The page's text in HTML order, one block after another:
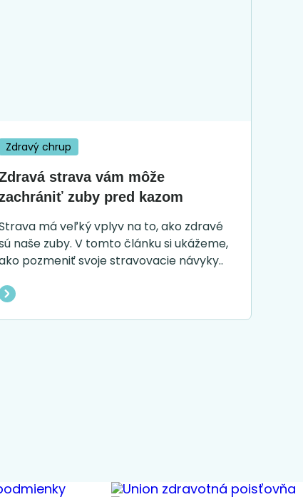
Zdravý chrup
strava vám môže
zuby pred kazom
má veľký vplyv na to, ako zdravé
naše zuby. V tomto článku si ukážeme,
pozmeniť svoje stravovacie návyky..